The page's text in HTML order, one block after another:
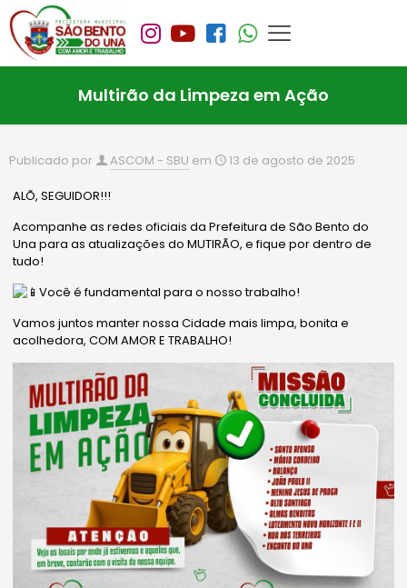
Multirão da Limpeza em Ação
Publicado por ASCOM - SBU em 13 de agosto de 2025
ALÕ, SEGUIDOR!!!
Acompanhe as redes oficiais da Prefeitura de São Bento do
Una para as atualizações do MUTIRÃO, e fique por dentro de
tudo!
Você é fundamental para o nosso trabalho!
Vamos juntos manter nossa Cidade mais limpa, bonita e
acolhedora, COM AMOR E TRABALHO!